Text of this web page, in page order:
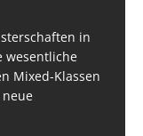
in
wesentliche
Mixed-Klassen
und
zu geben.
waren
die deutsche
an der Riß
standen die